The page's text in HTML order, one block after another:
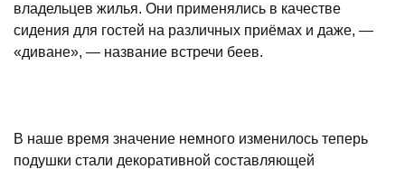
владельцев жилья. Они применялись в качестве
сидения для гостей на различных приёмах и даже, —
«диване», — название встречи беев.
В наше время значение немного изменилось теперь
подушки стали декоративной составляющей